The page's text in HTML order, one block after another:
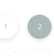
1 2